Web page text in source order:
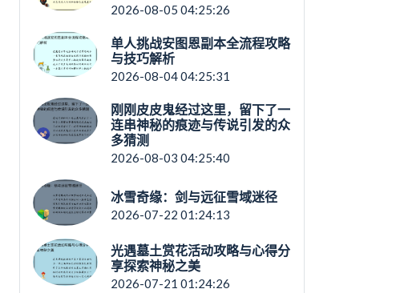
2026-08-05 04:25:26
单人挑战安图恩副本全流程攻略
与技巧解析
2026-08-04 04:25:31
刚刚皮皮鬼经过这里，留下了一
连串神秘的痕迹与传说引发的众
多猜测
2026-08-03 04:25:40
冰雪奇缘：剑与远征雪域迷径
2026-07-22 01:24:13
光遇墓土赏花活动攻略与心得分
享探索神秘之美
2026-07-21 01:24:26